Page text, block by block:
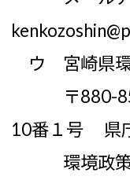
ウ 宮崎県環
〒880-
10番１号 県
環境政策